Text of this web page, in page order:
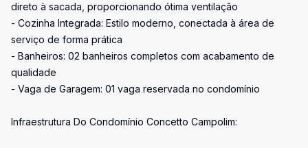
direto à sacada, proporcionando ótima ventilação
- Cozinha Integrada: Estilo moderno, conectada à área de
serviço de forma prática
- Banheiros: 02 banheiros completos com acabamento de
qualidade
- Vaga de Garagem: 01 vaga reservada no condomínio
Infraestrutura Do Condomínio Concetto Campolim: